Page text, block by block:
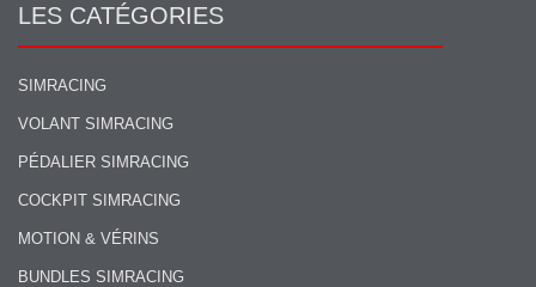
LES CATÉGORIES
SIMRACING
VOLANT SIMRACING
PÉDALIER SIMRACING
COCKPIT SIMRACING
MOTION & VÉRINS
BUNDLES SIMRACING